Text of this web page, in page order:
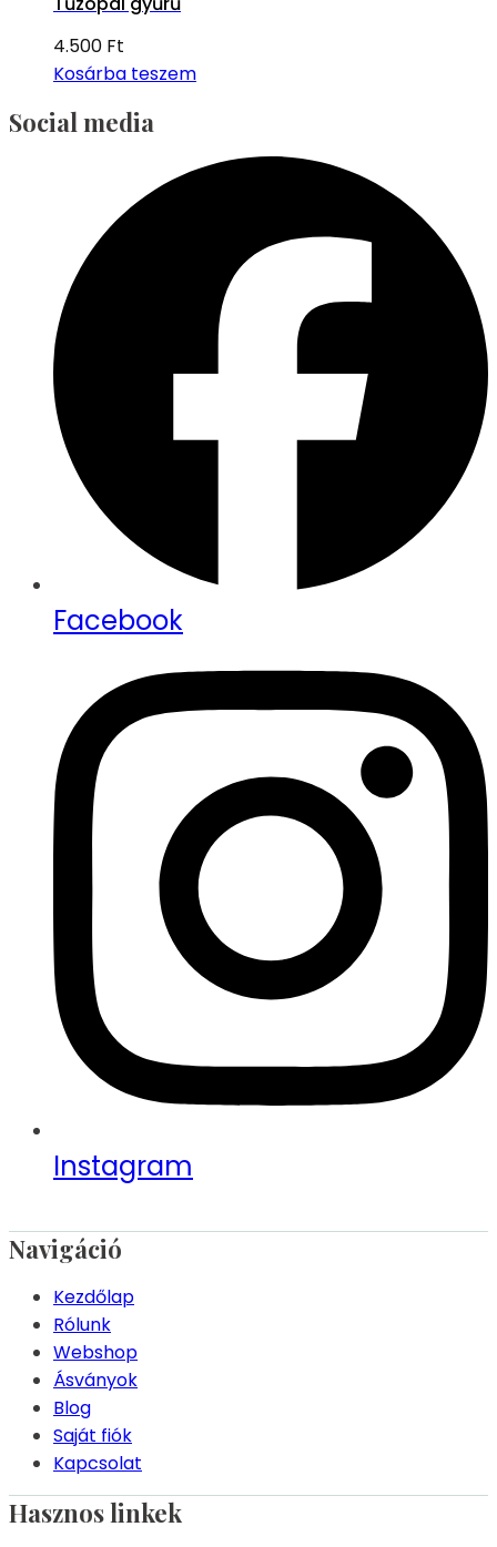
4.500 Ft
Kosárba teszem
Social media
Facebook
Instagram
Navigáció
Kezdőlap
Rólunk
Webshop
Ásványok
Blog
Saját fiók
Kapcsolat
Hasznos linkek